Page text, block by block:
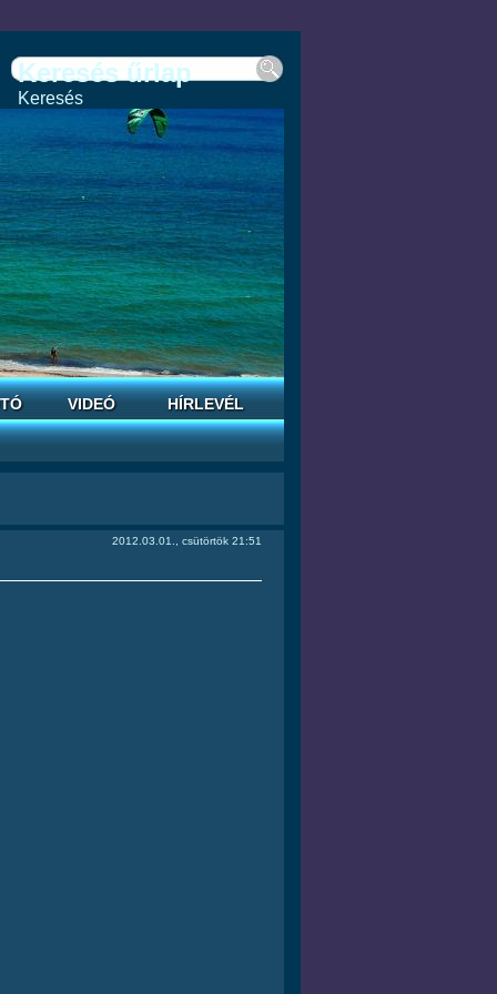
Keresés űrlap
Keresés
VIDEÓ HÍRLEVÉL
2012.03.01., csütörtök 21:51